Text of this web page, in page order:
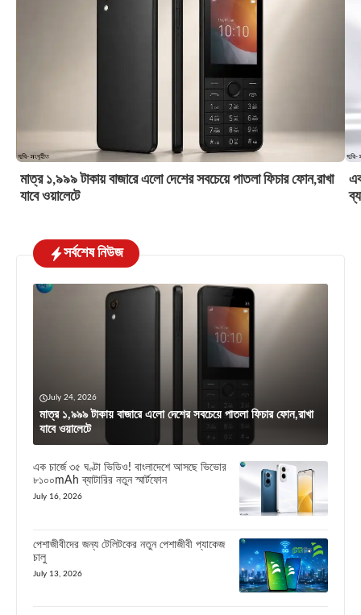
মাত্র ১,৯৯৯ টাকায় বাজারে এলো দেশের সবচেয়ে পাতলা ফিচার ফোন,রাখা
যাবে ওয়ালেটে
সর্বশেষ নিউজ
July 24, 2026
মাত্র ১,৯৯৯ টাকায় বাজারে এলো দেশের সবচেয়ে পাতলা ফিচার ফোন,রাখা
যাবে ওয়ালেটে
এক চার্জে ৩৫ ঘণ্টা ভিডিও! বাংলাদেশে আসছে ভিভোর
৮১০০mAh ব্যাটারির নতুন স্মার্টফোন
July 16, 2026
পেশাজীবীদের জন্য টেলিটকের নতুন পেশাজীবী প্যাকেজ
চালু
July 13, 2026